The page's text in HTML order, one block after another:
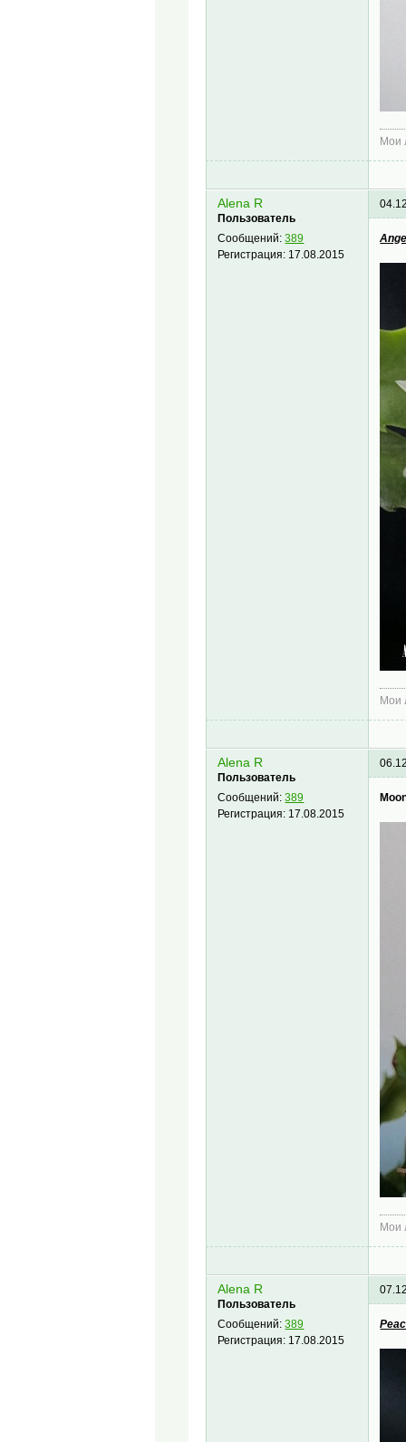
Мои
Alena R
Пользователь
Сообщений:389
Регистрация: 17.08.2015
Мои
Alena R
Пользователь
Сообщений:389
Регистрация: 17.08.2015
Мои
Alena R
Пользователь
Сообщений:389
Регистрация: 17.08.2015